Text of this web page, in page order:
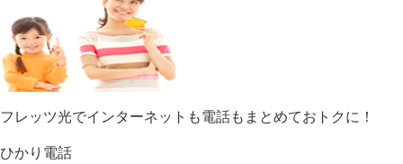
フレッツ光でインターネットも電話もまとめておトクに！
ひかり電話